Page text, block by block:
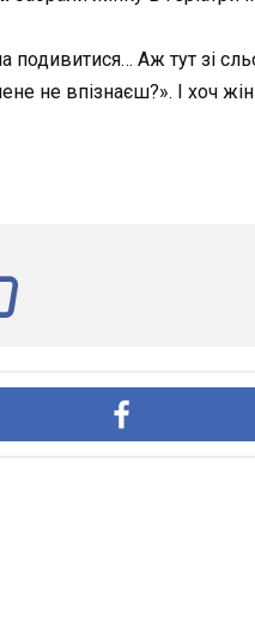
подивитися… Аж тут зі
не впізнаєш?». І хоч